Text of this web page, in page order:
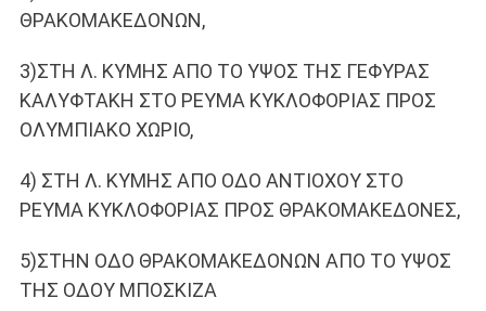
ΘPAKOMAKEΔONΩN,
3)ΣTH Λ. KYMHΣ AΠO TO YΨOΣ THΣ ΓEΦYPAΣ
KAΛYΦTAKH ΣTO PEYMA KYKΛOΦOPIAΣ ΠPOΣ
OΛYMΠIAKO XΩPIO,
4) ΣTH Λ. KYMHΣ AΠO OΔO ANTIOXOY ΣTO
PEYMA KYKΛOΦOPIAΣ ΠPOΣ ΘPAKOMAKEΔONEΣ,
5)ΣTHN OΔO ΘPAKOMAKEΔONΩN AΠO TO YΨOΣ
THΣ OΔOY MΠOΣKIZA